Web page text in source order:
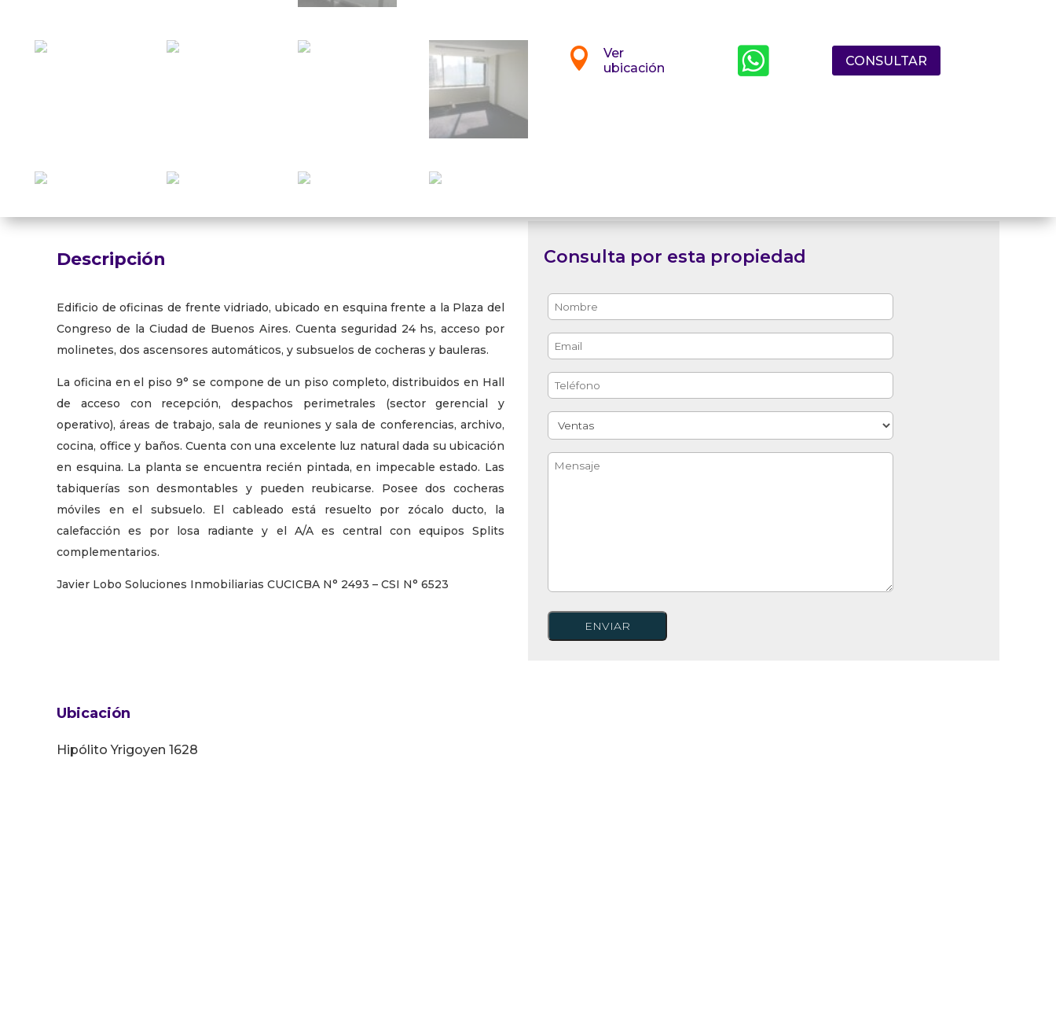

Ver
ubicación
 CONSULTAR
Descripción
Edificio de oficinas de frente vidriado, ubicado en esquina frente a la Plaza del
Congreso de la Ciudad de Buenos Aires. Cuenta seguridad 24 hs, acceso por
molinetes, dos ascensores automáticos, y subsuelos de cocheras y bauleras.
La oficina en el piso 9° se compone de un piso completo, distribuidos en Hall
de acceso con recepción, despachos perimetrales (sector gerencial y
operativo), áreas de trabajo, sala de reuniones y sala de conferencias, archivo,
cocina, office y baños. Cuenta con una excelente luz natural dada su ubicación
en esquina. La planta se encuentra recién pintada, en impecable estado. Las
tabiquerías son desmontables y pueden reubicarse. Posee dos cocheras
móviles en el subsuelo. El cableado está resuelto por zócalo ducto, la
calefacción es por losa radiante y el A/A es central con equipos Splits
complementarios.
Javier Lobo Soluciones Inmobiliarias CUCICBA N° 2493 – CSI N° 6523
Consulta por esta propiedad
Ubicación
Hipólito Yrigoyen 1628